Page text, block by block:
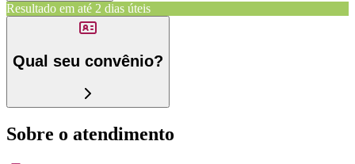
Resultado em até 2 dias úteis
Qual seu convênio?
Sobre o atendimento